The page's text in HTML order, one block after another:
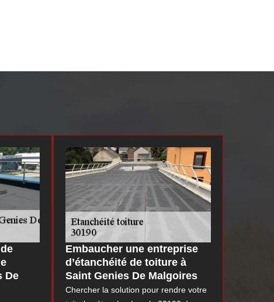
De
Embaucher une entreprise
d’étanchéité de toiture à
Saint Genies De Malgoires
Chercher la solution pour rendre votre